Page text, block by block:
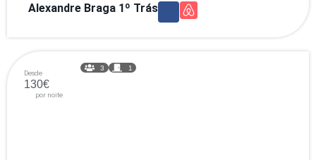
Alexandre Braga 1º Trás
Desde
130€
por noite
3 1